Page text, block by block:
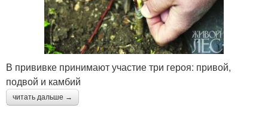
В прививке принимают участие три героя: привой,
подвой и камбий
читать дальше →